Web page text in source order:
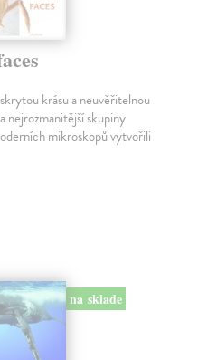
krásu a neuvěřitelnou
nejrozmanitější skupiny
mikroskopů vytvořili
na sklade